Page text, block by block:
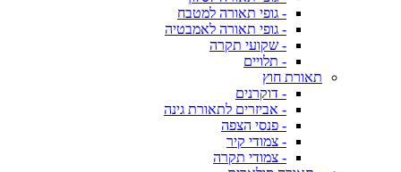
- גופי תאורה למטבח
- גופי תאורה לאמבטיה
- שקועי תקרה
- תלויים
תאורת חוץ
- דוקרנים
- אביזרים לתאורת גינה
- פנסי הצפה
- צמודי קיר
- צמודי תקרה